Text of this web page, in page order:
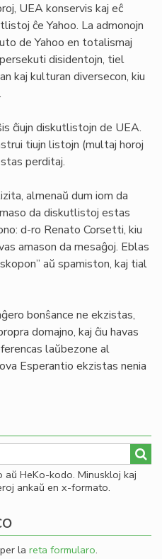
UEA konservis kaj eĉ
ĉe Yahoo. La admonojn
de Yahoo en totalismaj
disidentojn, tiel
kaj kulturan diversecon, kiu
ĉiujn diskutlistojn de UEA.
tiujn listojn (multaj horoj
perditaj.
almenaŭ dum iom da
da diskutlistoj estas
d-ro Renato Corsetti, kiu
amason da mesaĝoj. Eblas
aŭ spamiston, kaj tial
bonŝance ne ekzistas,
domajno, kaj ĉiu havas
laŭbezone al
Esperantio ekzistas nenia
HeKo-kodo. Minuskloj kaj
ankaŭ en x-formato.
la reta formularo.